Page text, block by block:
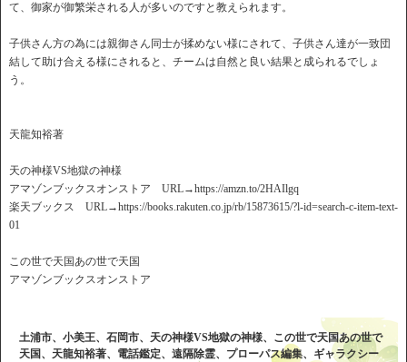
て、御家が御繁栄される人が多いのですと教えられます。
子供さん方の為には親御さん同士が揉めない様にされて、子供さん達が一致団
結して助け合える様にされると、チームは自然と良い結果と成られるでしょ
う。
天龍知裕著
天の神様VS地獄の神様
アマゾンブックスオンストア URL→https://amzn.to/2HAIlgq
楽天ブックス URL→https://books.rakuten.co.jp/rb/15873615/?l-id=search-c-item-text-
01
この世で天国あの世で天国
アマゾンブックスオンストア
土浦市、小美王、石岡市、天の神様VS地獄の神様、この世で天国あの世で
天国、天龍知裕著、電話鑑定、遠隔除霊、プローパス編集、ギャラクシー